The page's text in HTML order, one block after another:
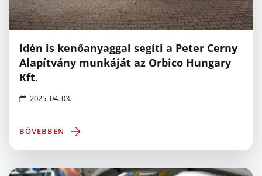
Idén is kenőanyaggal segíti a Peter Cerny
Alapítvány munkáját az Orbico Hungary
Kft.
2025. 04. 03.
BŐVEBBEN